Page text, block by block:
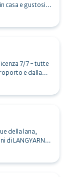
casa e gustosi
per…
7/7 - tutte
e dalla
della lana,
di LANGYARNS,
Saremo